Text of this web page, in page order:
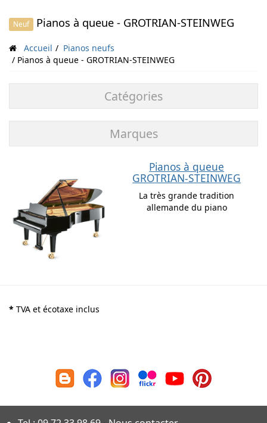
Neuf Pianos à queue - GROTRIAN-STEINWEG
Accueil
Pianos neufs
Pianos à queue - GROTRIAN-STEINWEG
Catégories
Marques
Pianos à queue
GROTRIAN-STEINWEG
La très grande tradition
allemande du piano
* TVA et écotaxe inclus